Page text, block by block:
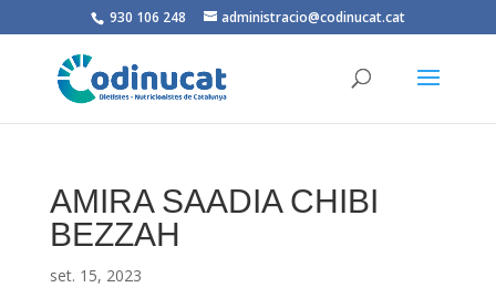
930 106 248 administracio@codinucat.cat
AMIRA SAADIA CHIBI
BEZZAH
set. 15, 2023